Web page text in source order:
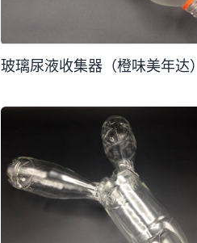
玻璃尿液收集器（橙味美年达）